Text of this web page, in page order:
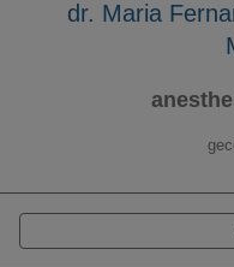
dr. Maria